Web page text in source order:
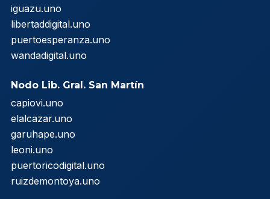
iguazu.uno
libertaddigital.uno
puertoesperanza.uno
wandadigital.uno
Nodo Lib. Gral. San Martín
capiovi.uno
elalcazar.uno
garuhape.uno
leoni.uno
puertoricodigital.uno
ruizdemontoya.uno